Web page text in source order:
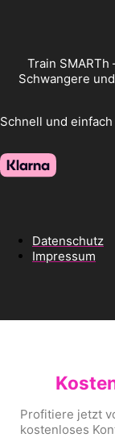
Train
Schwangere
Schnell und
Datenschutz
Impressum
Profitiere jetzt
kostenloses